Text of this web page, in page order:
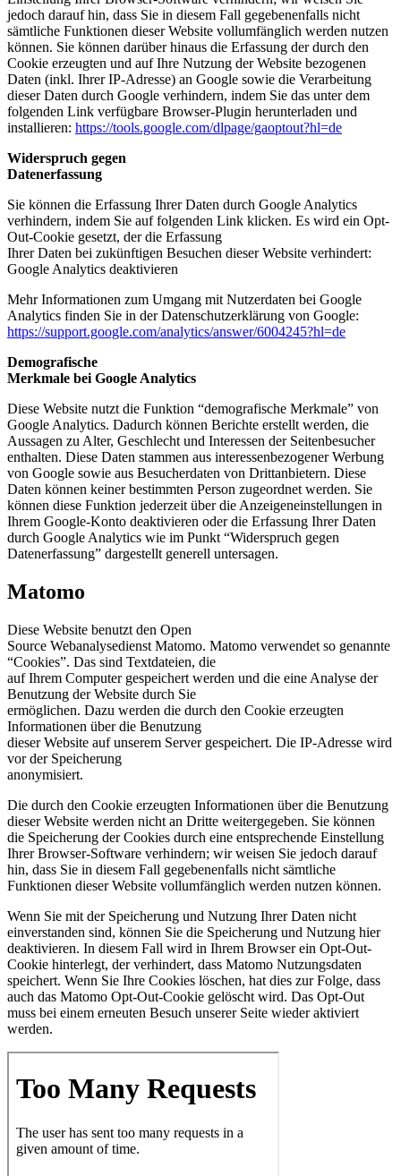
jedoch darauf hin, dass Sie in diesem Fall gegebenenfalls nicht
sämtliche Funktionen dieser Website vollumfänglich werden nutzen
können. Sie können darüber hinaus die Erfassung der durch den
Cookie erzeugten und auf Ihre Nutzung der Website bezogenen
Daten (inkl. Ihrer IP-Adresse) an Google sowie die Verarbeitung
dieser Daten durch Google verhindern, indem Sie das unter dem
folgenden Link verfügbare Browser-Plugin herunterladen und
installieren: https://tools.google.com/dlpage/gaoptout?hl=de
Widerspruch gegen
Datenerfassung
Sie können die Erfassung Ihrer Daten durch Google Analytics
verhindern, indem Sie auf folgenden Link klicken. Es wird ein Opt-
Out-Cookie gesetzt, der die Erfassung
Ihrer Daten bei zukünftigen Besuchen dieser Website verhindert:
Google Analytics deaktivieren
Mehr Informationen zum Umgang mit Nutzerdaten bei Google
Analytics finden Sie in der Datenschutzerklärung von Google:
https://support.google.com/analytics/answer/6004245?hl=de
Demografische
Merkmale bei Google Analytics
Diese Website nutzt die Funktion “demografische Merkmale” von
Google Analytics. Dadurch können Berichte erstellt werden, die
Aussagen zu Alter, Geschlecht und Interessen der Seitenbesucher
enthalten. Diese Daten stammen aus interessenbezogener Werbung
von Google sowie aus Besucherdaten von Drittanbietern. Diese
Daten können keiner bestimmten Person zugeordnet werden. Sie
können diese Funktion jederzeit über die Anzeigeneinstellungen in
Ihrem Google-Konto deaktivieren oder die Erfassung Ihrer Daten
durch Google Analytics wie im Punkt “Widerspruch gegen
Datenerfassung” dargestellt generell untersagen.
Matomo
Diese Website benutzt den Open
Source Webanalysedienst Matomo. Matomo verwendet so genannte
“Cookies”. Das sind Textdateien, die
auf Ihrem Computer gespeichert werden und die eine Analyse der
Benutzung der Website durch Sie
ermöglichen. Dazu werden die durch den Cookie erzeugten
Informationen über die Benutzung
dieser Website auf unserem Server gespeichert. Die IP-Adresse wird
vor der Speicherung
anonymisiert.
Die durch den Cookie erzeugten Informationen über die Benutzung
dieser Website werden nicht an Dritte weitergegeben. Sie können
die Speicherung der Cookies durch eine entsprechende Einstellung
Ihrer Browser-Software verhindern; wir weisen Sie jedoch darauf
hin, dass Sie in diesem Fall gegebenenfalls nicht sämtliche
Funktionen dieser Website vollumfänglich werden nutzen können.
Wenn Sie mit der Speicherung und Nutzung Ihrer Daten nicht
einverstanden sind, können Sie die Speicherung und Nutzung hier
deaktivieren. In diesem Fall wird in Ihrem Browser ein Opt-Out-
Cookie hinterlegt, der verhindert, dass Matomo Nutzungsdaten
speichert. Wenn Sie Ihre Cookies löschen, hat dies zur Folge, dass
auch das Matomo Opt-Out-Cookie gelöscht wird. Das Opt-Out
muss bei einem erneuten Besuch unserer Seite wieder aktiviert
werden.